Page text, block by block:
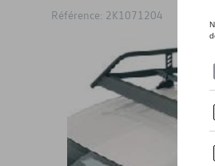
Référence: 2K1071204